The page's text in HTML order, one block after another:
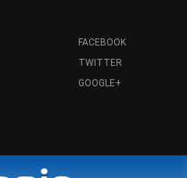
FACEBOOK
TWITTER
GOOGLE+